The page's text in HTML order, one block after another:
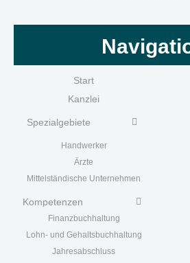
Start
Kanzlei
Spezialgebiete
Handwerker
Ärzte
Mittelständische Unternehmen
Kompetenzen
Finanzbuchhaltung
Lohn- und Gehaltsbuchhaltung
Jahresabschluss